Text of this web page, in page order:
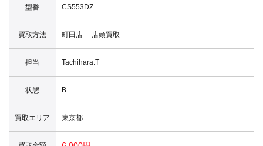
型番 CS553DZ
買取方法 町田店 店頭買取
担当 Tachihara.T
状態 B
買取エリア 東京都